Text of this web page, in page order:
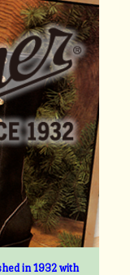
in 1932 with